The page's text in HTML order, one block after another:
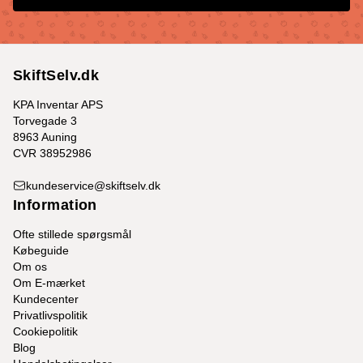
SkiftSelv.dk
KPA Inventar APS
Torvegade 3
8963 Auning
CVR 38952986
kundeservice@skiftselv.dk
Information
Ofte stillede spørgsmål
Købeguide
Om os
Om E-mærket
Kundecenter
Privatlivspolitik
Cookiepolitik
Blog